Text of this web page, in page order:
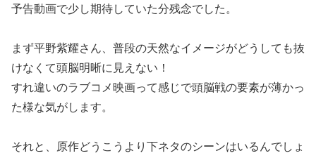
予告動画で少し期待していた分残念でした。
まず平野紫耀さん、普段の天然なイメージがどうしても抜
けなくて頭脳明晰に見えない！
すれ違いのラブコメ映画って感じで頭脳戦の要素が薄かっ
た様な気がします。
それと、原作どうこうより下ネタのシーンはいるんでしょ